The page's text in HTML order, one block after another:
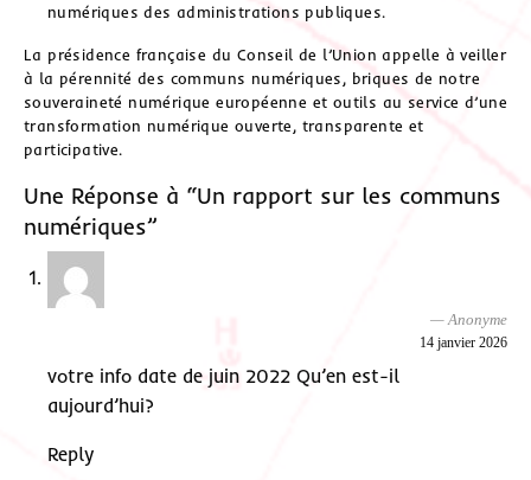
numériques des administrations publiques.
La présidence française du Conseil de l’Union appelle à veiller
à la pérennité des communs numériques, briques de notre
souveraineté numérique européenne et outils au service d’une
transformation numérique ouverte, transparente et
participative.
Une Réponse à “Un rapport sur les communs
numériques”
Anonyme
14 janvier 2026
votre info date de juin 2022 Qu’en est-il
aujourd’hui?
Reply